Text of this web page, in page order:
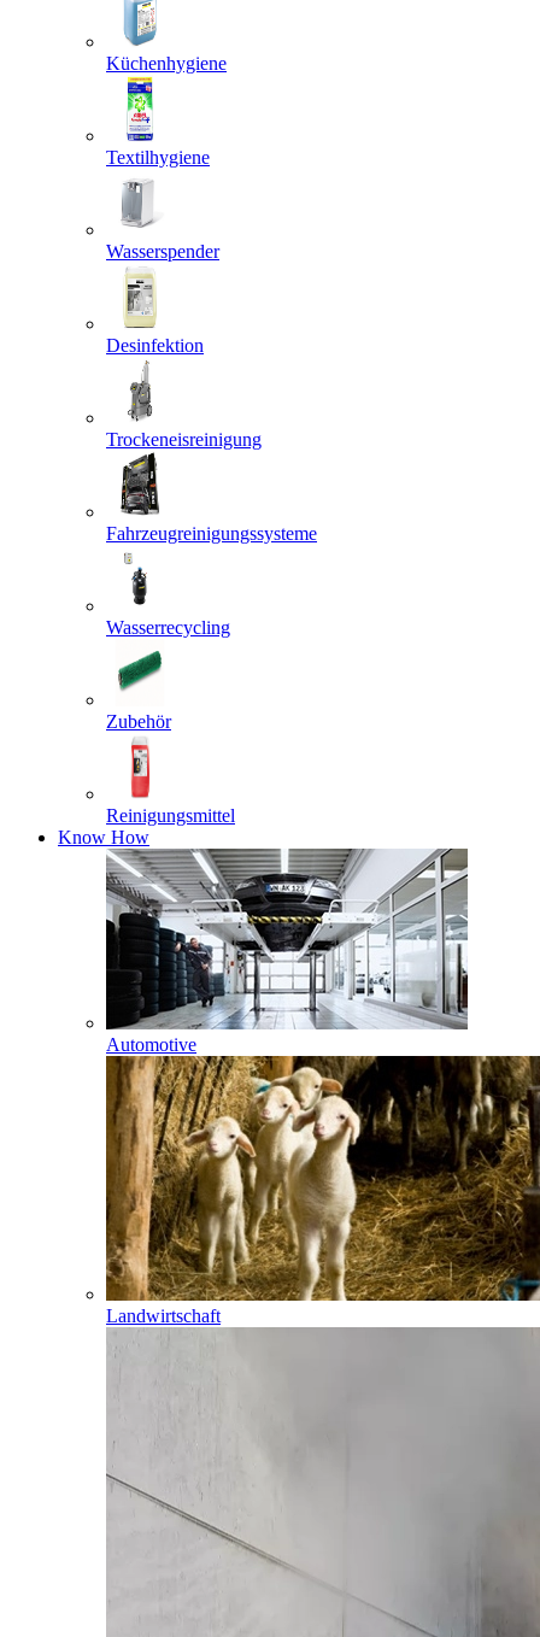
Küchenhygiene
Textilhygiene
Wasserspender
Desinfektion
Trockeneisreinigung
Fahrzeugreinigungssysteme
Wasserrecycling
Zubehör
Reinigungsmittel
Know How
Automotive
Landwirtschaft